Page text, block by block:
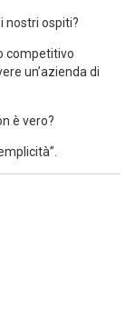
nostri ospiti?
competitivo
un’azienda di
è vero?